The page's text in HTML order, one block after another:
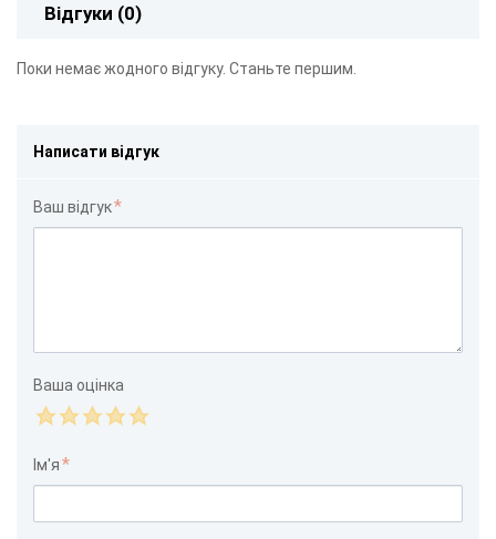
Відгуки (0)
Поки немає жодного відгуку. Станьте першим.
Написати відгук
Ваш відгук
Ваша оцінка
Ім'я